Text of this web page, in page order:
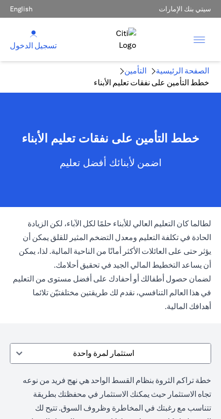
سيتي بنك الإمارات English
تسجيل الدخول
الصفحة الرئيسية
التأمين
خطط التأمين على نفقات تعليم الأبناء
خطط التأمين على نفقات تعليم الأبناء
اضمن لأبنائك أفضل تعليم
لطالما كان التعليم العالي للأبناء حلمًا لكل الآباء، لكن الزيادة
الحادة في تكلفة التعليم ومعدل التضخم المثير للقلق يمكن أن
يؤثر حتى على العائلات الأكثر أمانًا من الناحية المالية. لذا، يمكن
أن يساعد التخطيط المالي الجيد في تحقيق أحلامك.
لضمان حصول أطفالك أو أحفادك على أفضل مستوى من التعليم
في هذا العالم التنافسي، نقدم لك طريقتين مختلفتيّن تلائما
أهدافك المالية.
استثمار لمرة واحدة
خطة تراكم الثروة بنظام القسط الواحد هي نهج فريد من نوعه
تجاه الاستثمار حيث يمكنك الاستثمار في محفظتك بطريقة
تتناسب مع رغبتك في المخاطرة وظروف السوق. تتيح لك